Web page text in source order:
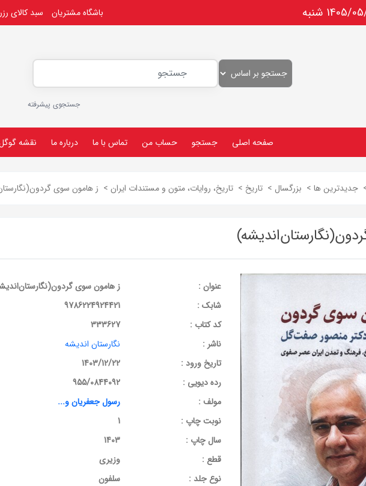
05/17 شنبه باشگاه مشتریان سبد کالای
جستجوی پیشرفته
صفحه اصلی جستجو حساب من تماس با ما درباره ما نقشه
جدیدترین ها > بزرگسال > تاریخ > تاریخ، روایات، متون و مستندات ایران > ز هامون سوی
عنوان :
ز هامون سوی
شابک :
9786224924421
کد کتاب :
333627
ناشر :
نگارستان اندیشه
تاریخ ورود :
1403/12/22
رده دیویی :
955/0844092
مولف :
رسول جعفریان و...
نوبت چاپ :
1
سال چاپ :
1403
قطع :
وزیری
نوع جلد :
سلفون